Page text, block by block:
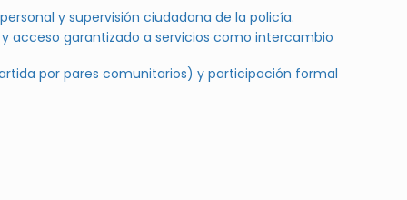
y supervisión ciudadana de la policía.
acceso garantizado a servicios como intercambio
por pares comunitarios) y participación formal